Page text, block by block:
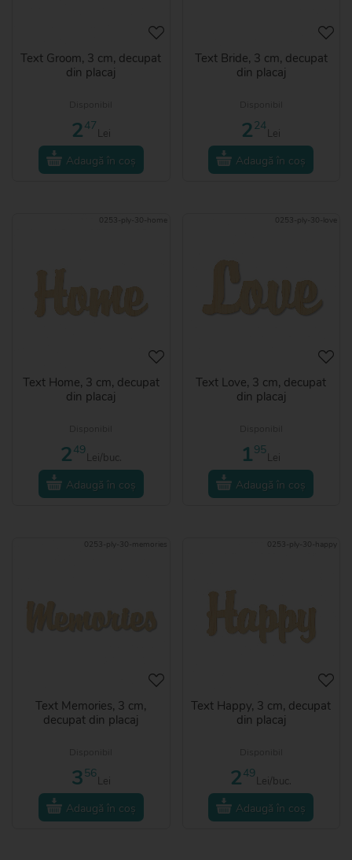
Text Groom, 3 cm, decupat
din placaj
247
Lei
Adaugă în coș
Text Bride, 3 cm, decupat
din placaj
224
Lei
Adaugă în coș
0253-ply-30-home
Text Home, 3 cm, decupat
din placaj
249
Lei/buc.
Adaugă în coș
0253-ply-30-love
Text Love, 3 cm, decupat
din placaj
195
Lei
Adaugă în coș
0253-ply-30-memories
Text Memories, 3 cm,
decupat din placaj
356
Lei
Adaugă în coș
0253-ply-30-happy
Text Happy, 3 cm, decupat
din placaj
249
Lei/buc.
Adaugă în coș